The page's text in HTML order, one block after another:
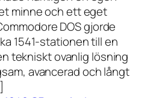
minne och ett eget
DOS gjorde
1541-stationen till en
tekniskt ovanlig lösning
avancerad och långt